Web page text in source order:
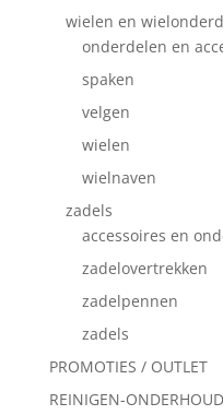
wielen en
onderdelen en
spaken
velgen
wielen
wielnaven
zadels
accessoires en
zadelovertrekken
zadelpennen
zadels
PROMOTIES / OUTLET
REINIGEN-